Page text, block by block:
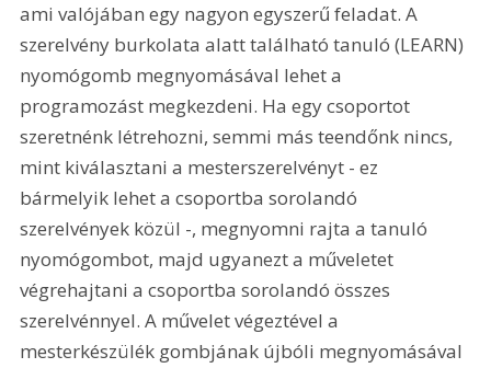
ami valójában egy nagyon egyszerű feladat. A
szerelvény burkolata alatt található tanuló (LEARN)
nyomógomb megnyomásával lehet a
programozást megkezdeni. Ha egy csoportot
szeretnénk létrehozni, semmi más teendőnk nincs,
mint kiválasztani a mesterszerelvényt - ez
bármelyik lehet a csoportba sorolandó
szerelvények közül -, megnyomni rajta a tanuló
nyomógombot, majd ugyanezt a műveletet
végrehajtani a csoportba sorolandó összes
szerelvénnyel. A művelet végeztével a
mesterkészülék gombjának újbóli megnyomásával